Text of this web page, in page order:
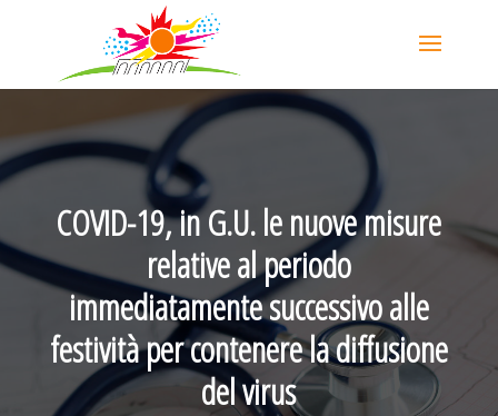
COVID-19, in G.U. le nuove misure
relative al periodo
immediatamente successivo alle
festività per contenere la diffusione
del virus